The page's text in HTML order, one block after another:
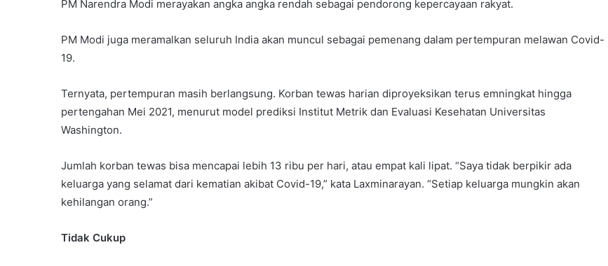
PM Narendra Modi merayakan angka angka rendah sebagai pendorong kepercayaan rakyat.
PM Modi juga meramalkan seluruh India akan muncul sebagai pemenang dalam pertempuran melawan Covid-
19.
Ternyata, pertempuran masih berlangsung. Korban tewas harian diproyeksikan terus emningkat hingga
pertengahan Mei 2021, menurut model prediksi Institut Metrik dan Evaluasi Kesehatan Universitas
Washington.
Jumlah korban tewas bisa mencapai lebih 13 ribu per hari, atau empat kali lipat. “Saya tidak berpikir ada
keluarga yang selamat dari kematian akibat Covid-19,” kata Laxminarayan. “Setiap keluarga mungkin akan
kehilangan orang.”
Tidak Cukup